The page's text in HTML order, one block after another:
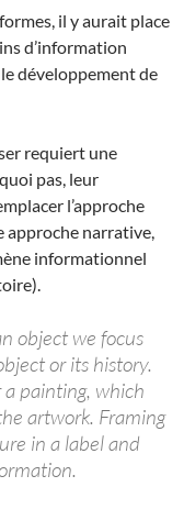
il y aurait place
d’information
développement de
requiert une
pas, leur
l’approche
approche narrative,
informationnel
object we focus
or its history.
a painting, which
artwork. Framing
in a label and